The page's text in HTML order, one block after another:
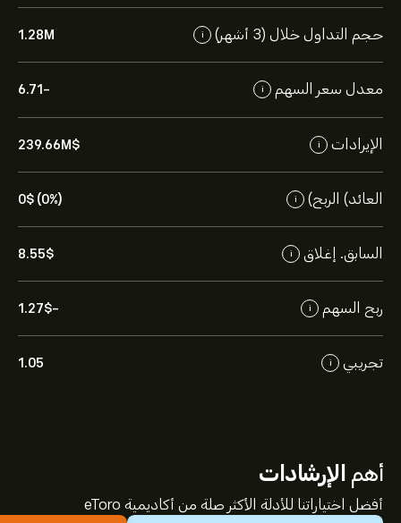
حجم التداول خلال (3 أشهر) i
1.28M
معدل سعر السهم i
-6.71
الإيرادات i
239.66M‎$‎
العائد) الربح) i
0‎$‎ (0%)
السابق. إغلاق i
8.55‎$‎
ربح السهم i
-1.27‎$‎
تجريبي i
1.05
أهم الإرشادات
أفضل اختياراتنا للأدلة الأكثر صلة من أكاديمية eToro